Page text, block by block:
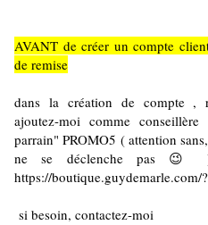
AVANT de créer un compte
de remise
dans la création de compte ,
ajoutez-moi comme
parrain" PROMO5 ( attention
ne se déclenche pas 😉
https://boutique.guydemarle.com/
si besoin, contactez-moi